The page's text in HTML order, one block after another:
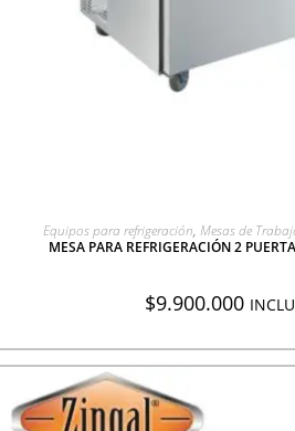
AGREGAR A
Equipos para refrigeración, Mesas de
MESA PARA REFRIGERACIÓN 2
$9.900.000